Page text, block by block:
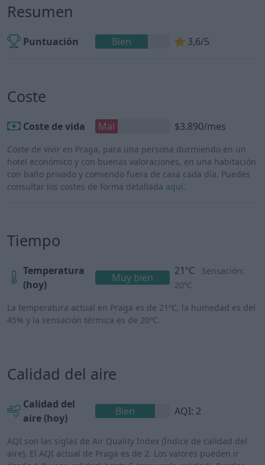
Resumen
Puntuación Bien 3,6/5
Coste
Coste de vida Mal $3.890/mes
Coste de vivir en Praga, para una persona durmiendo en un
hotel económico y con buenas valoraciones, en una habitación
con baño privado y comiendo fuera de casa cada día. Puedes
consultar los costes de forma detallada aquí.
Tiempo
Temperatura
(hoy)
Muy bien
21ºC
Sensación:
20ºC
La temperatura actual en Praga es de 21ºC, la humedad es del
45% y la sensación térmica es de 20ºC.
Calidad del aire
Calidad del
aire (hoy)
Bien AQI: 2
AQI son las siglas de Air Quality Index (Índice de calidad del
aire). El AQI actual de Praga es de 2. Los valores pueden ir